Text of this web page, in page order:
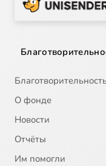
О фонде
Новости
Отчёты
Им помогли